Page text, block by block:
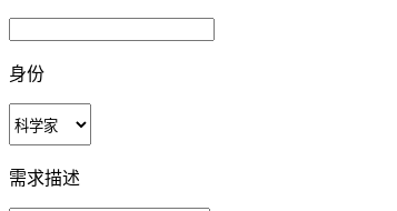
身份
需求描述